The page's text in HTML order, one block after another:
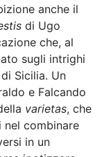
anche il
di Ugo
che, al
sugli intrighi
Sicilia. Un
e Falcando
varietas, che
combinare
in un